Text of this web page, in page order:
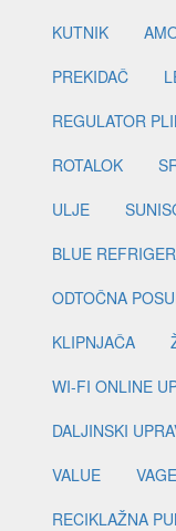
KUTNIK
PREKIDAČ
REGULATOR
ROTALOK
ULJE
BLUE
ODTOČNA
KLIPNJAČA
WI-FI ONLINE
DALJINSKI
VALUE
VAGE
RECIKLAŽNA